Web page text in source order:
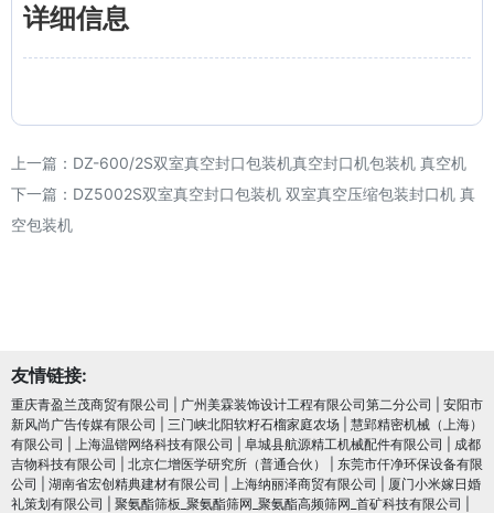
详细信息
上一篇： DZ-600/2S双室真空封口包装机真空封口机包装机 真空机
下一篇： DZ5002S双室真空封口包装机 双室真空压缩包装封口机 真
空包装机
友情链接:
重庆青盈兰茂商贸有限公司 广州美霖装饰设计工程有限公司第二分公司
安阳市
新风尚广告传媒有限公司
三门峡北阳软籽石榴家庭农场
慧郢精密机械（上海）
有限公司
上海温锴网络科技有限公司 阜城县航源精工机械配件有限公司
成都
吉物科技有限公司
北京仁增医学研究所（普通合伙）
东莞市仟净环保设备有限
公司
湖南省宏创精典建材有限公司 上海纳丽泽商贸有限公司
厦门小米嫁日婚
礼策划有限公司
聚氨酯筛板_聚氨酯筛网_聚氨酯高频筛网_首矿科技有限公司